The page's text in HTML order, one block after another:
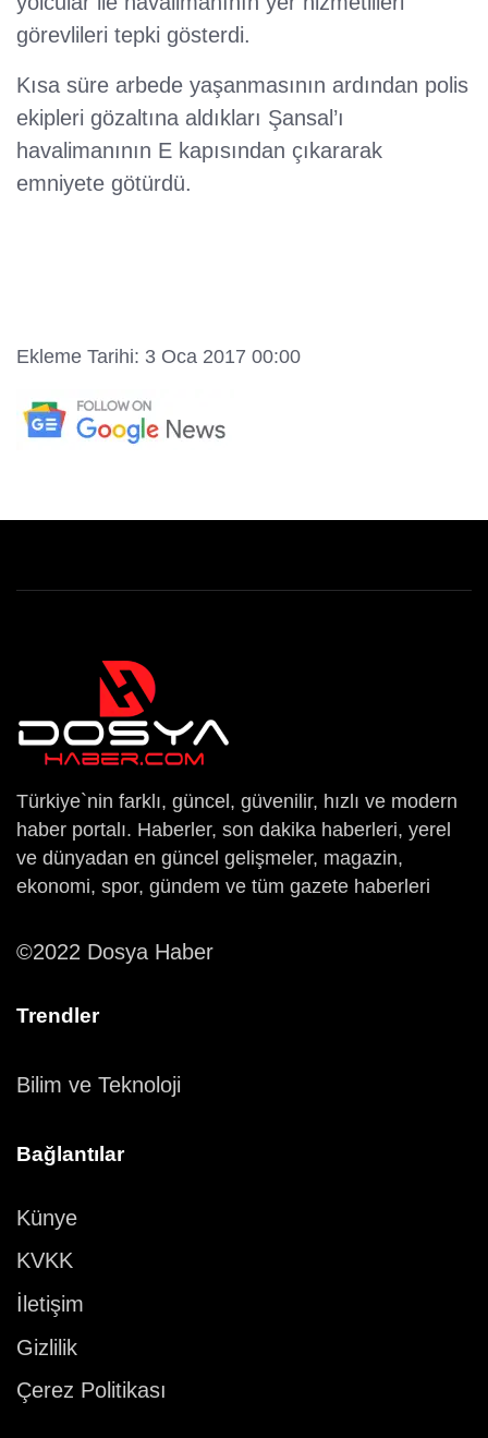
görevlileri tepki gösterdi.
Kısa süre arbede yaşanmasının ardından polis
ekipleri gözaltına aldıkları Şansal’ı
havalimanının E kapısından çıkararak
emniyete götürdü.
Ekleme Tarihi: 3 Oca 2017 00:00
Türkiye`nin farklı, güncel, güvenilir, hızlı ve modern
haber portalı. Haberler, son dakika haberleri, yerel
ve dünyadan en güncel gelişmeler, magazin,
ekonomi, spor, gündem ve tüm gazete haberleri
©2022 Dosya Haber
Trendler
Bilim ve Teknoloji
Bağlantılar
Künye
KVKK
İletişim
Gizlilik
Çerez Politikası